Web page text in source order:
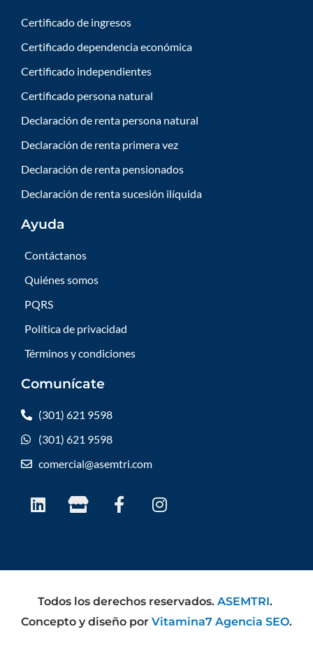
Certificado de ingresos
Certificado dependencia económica
Certificado independientes
Certificado persona natural
Declaración de renta persona natural
Declaración de renta primera vez
Declaración de renta pensionados
Declaración de renta sucesión ilíquida
Ayuda
Contáctanos
Quiénes somos
PQRS
Política de privacidad
Términos y condiciones
Comunícate
(301) 621 9598
(301) 621 9598
comercial@asemtri.com
L
i
i
S
t
F
a
o
k
-
I
n
r
a
m
Todos los derechos reservados. ASEMTRI.
Concepto y diseño por Vitamina7 Agencia SEO.